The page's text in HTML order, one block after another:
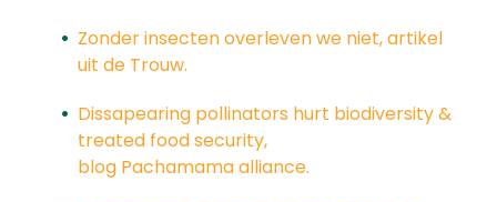
Zonder insecten overleven we niet, artikel
uit de Trouw.
Dissapearing pollinators hurt biodiversity &
treated food security,
blog Pachamama alliance.